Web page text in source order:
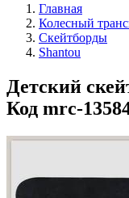
Главная
Колесный
Скейтборды
Shantou
Детский
Код mrc-